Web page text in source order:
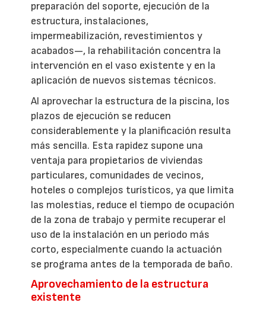
preparación del soporte, ejecución de la
estructura, instalaciones,
impermeabilización, revestimientos y
acabados—, la rehabilitación concentra la
intervención en el vaso existente y en la
aplicación de nuevos sistemas técnicos.
Al aprovechar la estructura de la piscina, los
plazos de ejecución se reducen
considerablemente y la planificación resulta
más sencilla. Esta rapidez supone una
ventaja para propietarios de viviendas
particulares, comunidades de vecinos,
hoteles o complejos turísticos, ya que limita
las molestias, reduce el tiempo de ocupación
de la zona de trabajo y permite recuperar el
uso de la instalación en un periodo más
corto, especialmente cuando la actuación
se programa antes de la temporada de baño.
Aprovechamiento de la estructura
existente